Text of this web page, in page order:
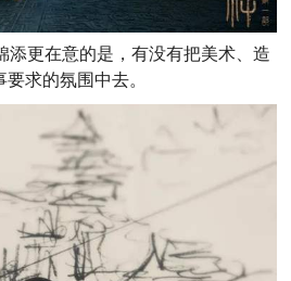
添更在意的是，有没有把美术、造
求的氛围中去。